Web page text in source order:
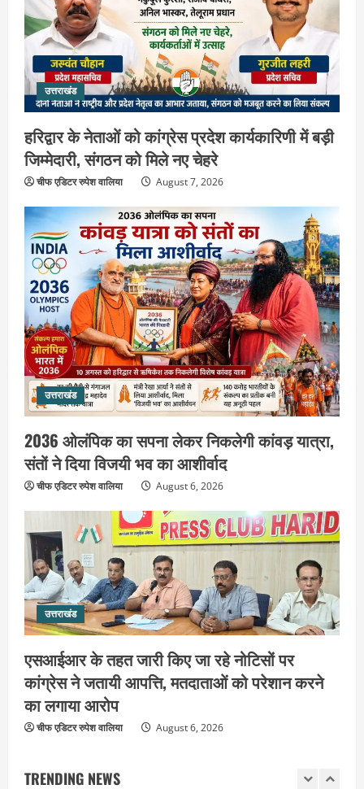
उत्तराखंड
हरिद्वार के नेताओं को कांग्रेस प्रदेश कार्यकारिणी में बड़ी
जिम्मेदारी, संगठन को मिले नए चेहरे
चीफ एडिटर रुपेश वालिया August 7, 2026
उत्तराखंड
2036 ओलंपिक का सपना लेकर निकलेगी कांवड़ यात्रा,
संतों ने दिया विजयी भव का आशीर्वाद
चीफ एडिटर रुपेश वालिया August 6, 2026
उत्तराखंड
एसआईआर के तहत जारी किए जा रहे नोटिसों पर
कांग्रेस ने जतायी आपत्ति, मतदाताओं को परेशान करने
का लगाया आरोप
चीफ एडिटर रुपेश वालिया August 6, 2026
TRENDING NEWS
2
उत्तराखंड
2036 ओलंपिक का सपना लेकर निकलेगी
कांवड़ यात्रा, संतों ने दिया विजयी भव का
आशीर्वाद
August 6, 2026
3
उत्तराखंड
एसआईआर के तहत जारी किए जा रहे नोटिसों
पर कांग्रेस ने जतायी आपत्ति, मतदाताओं को
परेशान करने का लगाया आरोप
August 6, 2026
4
उत्तराखंड
महंत यति रामस्वरूप आनंद गिरि को लेकर पूरे
दिन चला हाई वोल्टेज ड्रामा, चौकी से अपने
साथ ले गए यति नरसिंहानंद गिरी
August 5, 2026
5
जिला जेल में गूंजा मां गंगा का महिमा गान,
संगीतमय कथा से कैदियों को मिला आध्यात्मिक
संदेश
August 5, 2026
1
उत्तराखंड
हरिद्वार के नेताओं को कांग्रेस प्रदेश
नए चेहरे
August 7, 2026
2036 ओलंपिक का सपना लेकर निकलेगी